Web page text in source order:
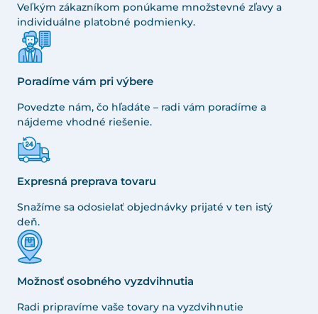
Veľkým zákazníkom ponúkame množstevné zľavy a
individuálne platobné podmienky.
Poradíme vám pri výbere
Povedzte nám, čo hľadáte – radi vám poradíme a
nájdeme vhodné riešenie.
Expresná preprava tovaru
Snažíme sa odosielať objednávky prijaté v ten istý
deň.
Možnosť osobného vyzdvihnutia
Radi pripravíme vaše tovary na vyzdvihnutie